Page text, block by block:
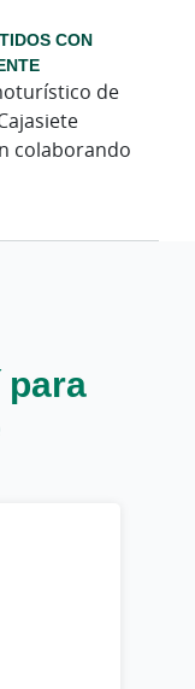
CON
de
colaborando